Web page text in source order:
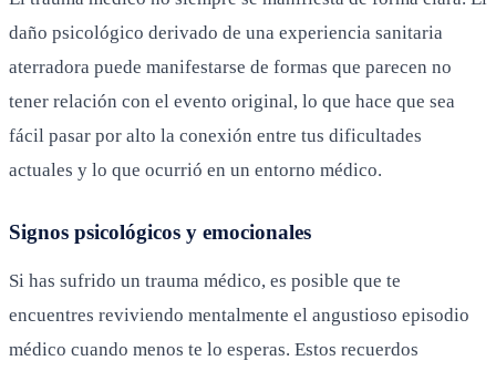
daño psicológico derivado de una experiencia sanitaria
aterradora puede manifestarse de formas que parecen no
tener relación con el evento original, lo que hace que sea
fácil pasar por alto la conexión entre tus dificultades
actuales y lo que ocurrió en un entorno médico.
Signos psicológicos y emocionales
Si has sufrido un trauma médico, es posible que te
encuentres reviviendo mentalmente el angustioso episodio
médico cuando menos te lo esperas. Estos recuerdos